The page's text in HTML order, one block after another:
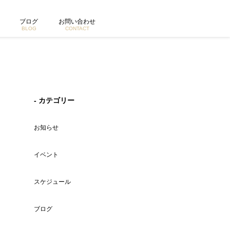
ブログ
BLOG
お問い合わせ
CONTACT
- カテゴリー
お知らせ
イベント
スケジュール
ブログ